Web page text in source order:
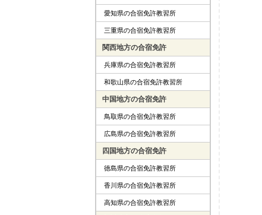
愛知県の合宿免許教習所
三重県の合宿免許教習所
関西地方の合宿免許
兵庫県の合宿免許教習所
和歌山県の合宿免許教習所
中国地方の合宿免許
鳥取県の合宿免許教習所
広島県の合宿免許教習所
四国地方の合宿免許
徳島県の合宿免許教習所
香川県の合宿免許教習所
高知県の合宿免許教習所